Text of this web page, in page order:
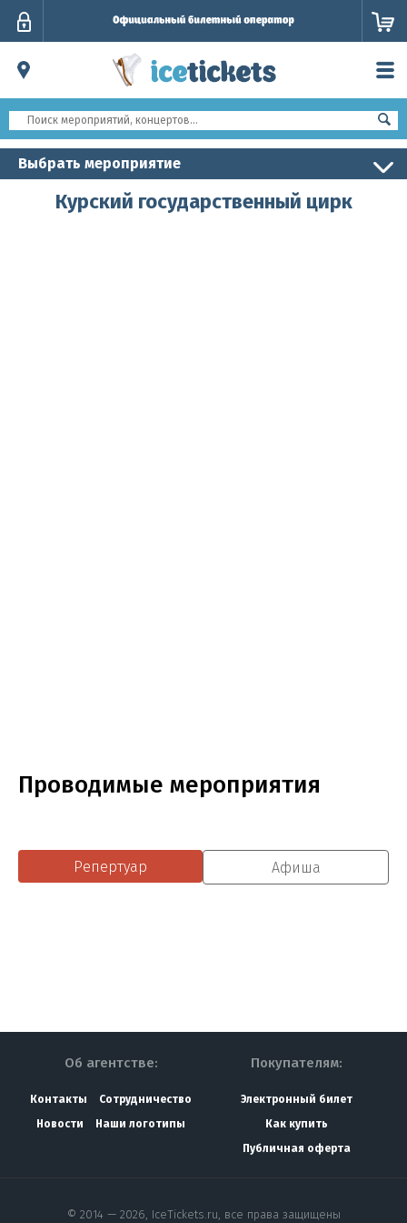
Выбрать мероприятие
Курский государственный цирк
Проводимые мероприятия
Репертуар Афиша
Об агентстве:
Контакты
Сотрудничество
Новости
Наши логотипы
Покупателям:
Электронный билет
Как купить
Публичная оферта
© 2014 — 2026, IceTickets.ru, все права защищены